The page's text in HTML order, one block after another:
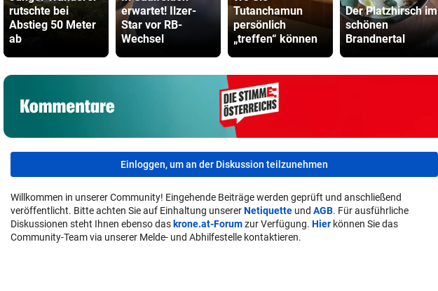
rutschte bei
Abstieg 50 Meter
ab
erwartet! Ilzer-
Star vor RB-
Wechsel
Tutanchamun
persönlich
„treffen“ können
Der Platzhirsch im
schönen
Brandnertal
Einloggen, um an der Diskussion teilzunehmen
Willkommen in unserer Community! Eingehende Beiträge werden geprüft und anschließend
veröffentlicht. Bitte achten Sie auf Einhaltung unsererNetiquette und AGB. Für ausführliche
Diskussionen steht Ihnen ebenso das krone.at-Forumzur Verfügung. Hier können Sie das
Community-Team via unserer Melde- und Abhilfestelle kontaktieren.